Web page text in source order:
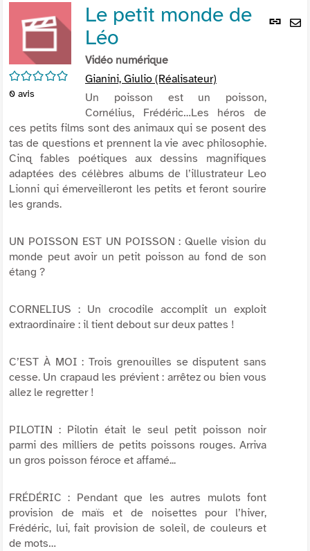
Lien
/5
0 avis
Le petit monde de
Léo
Vidéo numérique
Gianini, Giulio (Réalisateur)
Un poisson est un poisson,
Cornélius, Frédéric…Les héros de
ces petits films sont des animaux qui se posent des
tas de questions et prennent la vie avec philosophie.
Cinq fables poétiques aux dessins magnifiques
adaptées des célèbres albums de l’illustrateur Leo
Lionni qui émerveilleront les petits et feront sourire
les grands.
UN POISSON EST UN POISSON : Quelle vision du
monde peut avoir un petit poisson au fond de son
étang ?
CORNELIUS : Un crocodile accomplit un exploit
extraordinaire : il tient debout sur deux pattes !
C’EST À MOI : Trois grenouilles se disputent sans
cesse. Un crapaud les prévient : arrêtez ou bien vous
allez le regretter !
PILOTIN : Pilotin était le seul petit poisson noir
parmi des milliers de petits poissons rouges. Arriva
un gros poisson féroce et affamé...
FRÉDÉRIC : Pendant que les autres mulots font
provision de maïs et de noisettes pour l’hiver,
Frédéric, lui, fait provision de soleil, de couleurs et
de mots…